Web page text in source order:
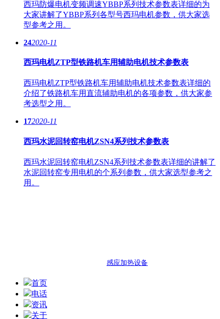
西玛防爆电机变频调速YBBP系列技术参数表详细的为
大家讲解了YBBP系列各型号西玛电机参数，供大家选
型参考之用。
242020-11
西玛电机ZTP型铁路机车用辅助电机技术参数表
西玛电机ZTP型铁路机车用辅助电机技术参数表详细的
介绍了铁路机车用直流辅助电机的各项参数，供大家参
考选型之用。
172020-11
西玛水泥回转窑电机ZSN4系列技术参数表
西玛水泥回转窑电机ZSN4系列技术参数表详细的讲解了
水泥回转窑专用电机的个系列参数，供大家选型参考之
用。
感应加热设备
首页
电话
资讯
关于